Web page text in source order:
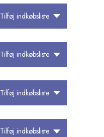
Tilføj indkøbsliste
Tilføj indkøbsliste
Tilføj indkøbsliste
Tilføj indkøbsliste